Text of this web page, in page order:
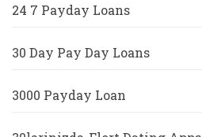
24 7 Payday Loans
30 Day Pay Day Loans
3000 Payday Loan